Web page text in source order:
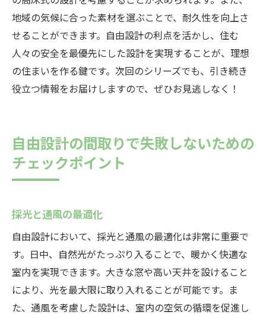
地域の気候に合った素材を選ぶことで、耐久性を向上さ
せることができます。自由設計の利点を活かし、住む
人々の安全を最優先にした設計を実現することが、理想
の住まいを作る鍵です。次回のシリーズでも、引き続き
役立つ情報をお届けしますので、ぜひお見逃しなく！
自由設計の間取りで失敗しないための
チェックポイント
採光と通風の最適化
自由設計において、採光と通風の最適化は非常に重要で
す。日中、自然光がたっぷり入ることで、暖かく快適な
室内を実現できます。大きな窓や高い天井を設けること
により、光を最大限に取り入れることが可能です。ま
た、通風を考慮した設計は、室内の空気の循環を促進し